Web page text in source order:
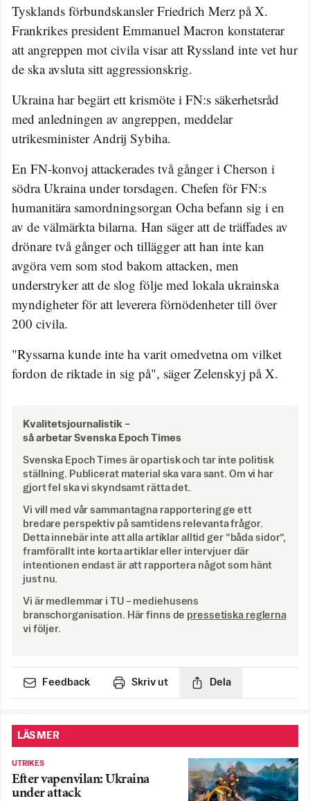
Tysklands förbundskansler Friedrich Merz på X.
Frankrikes president Emmanuel Macron konstaterar
att angreppen mot civila visar att Ryssland inte vet hur
de ska avsluta sitt aggressionskrig.
Ukraina har begärt ett krismöte i FN:s säkerhetsråd
med anledningen av angreppen, meddelar
utrikesminister Andrij Sybiha.
En FN-konvoj attackerades två gånger i Cherson i
södra Ukraina under torsdagen. Chefen för FN:s
humanitära samordningsorgan Ocha befann sig i en
av de välmärkta bilarna. Han säger att de träffades av
drönare två gånger och tillägger att han inte kan
avgöra vem som stod bakom attacken, men
understryker att de slog följe med lokala ukrainska
myndigheter för att leverera förnödenheter till över
200 civila.
"Ryssarna kunde inte ha varit omedvetna om vilket
fordon de riktade in sig på", säger Zelenskyj på X.
Kvalitetsjournalistik –
så arbetar Svenska Epoch Times
Svenska Epoch Times är opartisk och tar inte politisk
ställning. Publicerat material ska vara sant. Om vi har
gjort fel ska vi skyndsamt rätta det.
Vi vill med vår sammantagna rapportering ge ett
bredare perspektiv på samtidens relevanta frågor.
Detta innebär inte att alla artiklar alltid ger ”båda sidor”,
framförallt inte korta artiklar eller intervjuer där
intentionen endast är att rapportera något som hänt
just nu.
Vi är medlemmar i TU – mediehusens
branschorganisation. Här finns de pressetiska reglerna
vi följer.
Feedback Skriv ut Dela
LÄS MER
UTRIKES
Efter vapenvilan: Ukraina
under attack